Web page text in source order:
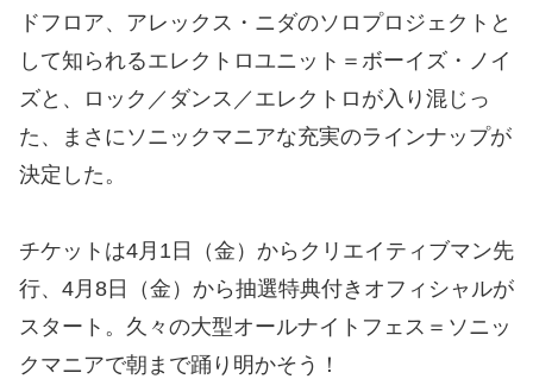
ドフロア、アレックス・ニダのソロプロジェクトと
して知られるエレクトロユニット＝ボーイズ・ノイ
ズと、ロック／ダンス／エレクトロが入り混じっ
た、まさにソニックマニアな充実のラインナップが
決定した。
チケットは4月1日（金）からクリエイティブマン先
行、4月8日（金）から抽選特典付きオフィシャルが
スタート。久々の大型オールナイトフェス＝ソニッ
クマニアで朝まで踊り明かそう！